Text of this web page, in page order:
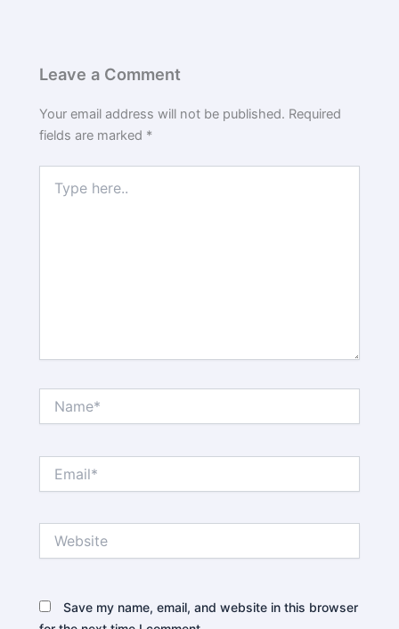
Leave a Comment
Your email address will not be published. Required
fields are marked *
here..
Save my name, email, and website in this browser